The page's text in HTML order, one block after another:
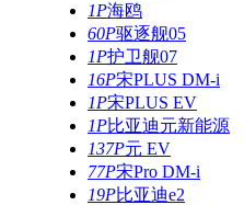
1P海鸥
60P驱逐舰05
1P护卫舰07
16P宋PLUS DM-i
1P宋PLUS EV
1P比亚迪元新能源
137P元 EV
77P宋Pro DM-i
19P比亚迪e2